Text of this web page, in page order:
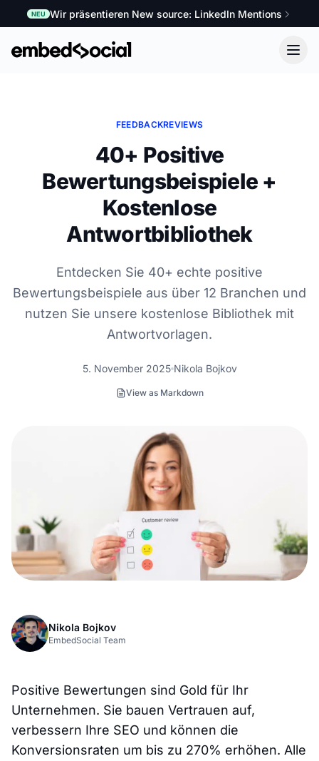
NEU Wir präsentieren New source: LinkedIn Mentions
FEEDBACKREVIEWS
40+ Positive
Bewertungsbeispiele +
Kostenlose
Antwortbibliothek
Entdecken Sie 40+ echte positive
Bewertungsbeispiele aus über 12 Branchen und
nutzen Sie unsere kostenlose Bibliothek mit
Antwortvorlagen.
5. November 2025 Nikola Bojkov
View as Markdown
Nikola Bojkov
EmbedSocial Team
Positive Bewertungen sind Gold für Ihr
Unternehmen. Sie bauen Vertrauen auf,
verbessern Ihre SEO und können die
Konversionsraten um bis zu 270% erhöhen. Alle